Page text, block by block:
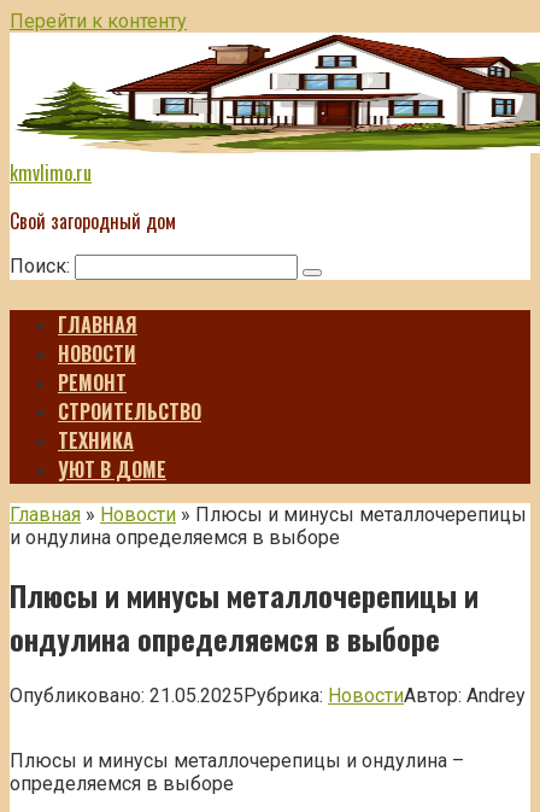
Перейти к контенту
kmvlimo.ru
Свой загородный дом
Поиск:
ГЛАВНАЯ
НОВОСТИ
РЕМОНТ
СТРОИТЕЛЬСТВО
ТЕХНИКА
УЮТ В ДОМЕ
Главная » Новости » Плюсы и минусы металлочерепицы
и ондулина определяемся в выборе
Плюсы и минусы металлочерепицы и
ондулина определяемся в выборе
Опубликовано: 21.05.2025Рубрика: НовостиАвтор: Andrey
Плюсы и минусы металлочерепицы и ондулина –
определяемся в выборе